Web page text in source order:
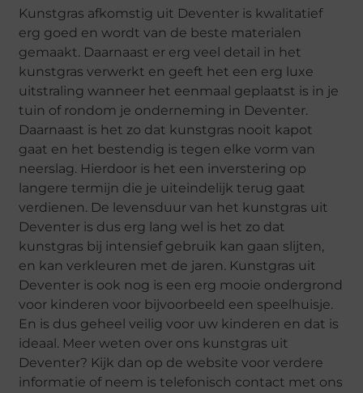
Kunstgras afkomstig uit Deventer is kwalitatief
erg goed en wordt van de beste materialen
gemaakt. Daarnaast er erg veel detail in het
kunstgras verwerkt en geeft het een erg luxe
uitstraling wanneer het eenmaal geplaatst is in je
tuin of rondom je onderneming in Deventer.
Daarnaast is het zo dat kunstgras nooit kapot
gaat en het bestendig is tegen elke vorm van
neerslag. Hierdoor is het een inverstering op
langere termijn die je uiteindelijk terug gaat
verdienen. De levensduur van het kunstgras uit
Deventer is dus erg lang wel is het zo dat
kunstgras bij intensief gebruik kan gaan slijten,
en kan verkleuren met de jaren. Kunstgras uit
Deventer is ook nog is een erg mooie ondergrond
voor kinderen voor bijvoorbeeld een speelhuisje.
En is dus geheel veilig voor uw kinderen en dat is
ideaal. Meer weten over ons kunstgras uit
Deventer? Kijk dan op de website voor verdere
informatie of neem is telefonisch contact met ons